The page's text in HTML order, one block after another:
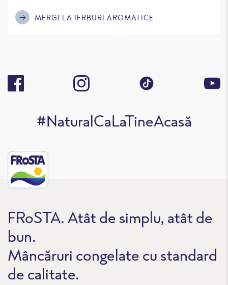
MERGI LA IERBURI AROMATICE
#NaturalCaLaTineAcasă
FRoSTA. Atât de simplu, atât de
bun.
Mâncăruri congelate cu standard
de calitate.